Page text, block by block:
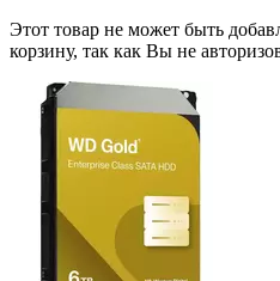
Этот товар не может быть
корзину, так как Вы не